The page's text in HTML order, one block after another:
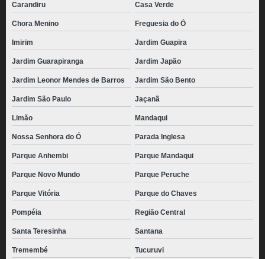
Carandiru Casa Verde
Chora Menino Freguesia do Ó
Imirim Jardim Guapira
Jardim Guarapiranga Jardim Japão
Jardim Leonor Mendes de Barros Jardim São Bento
Jardim São Paulo Jaçanã
Limão Mandaqui
Nossa Senhora do Ó Parada Inglesa
Parque Anhembi Parque Mandaqui
Parque Novo Mundo Parque Peruche
Parque Vitória Parque do Chaves
Pompéia Região Central
Santa Teresinha Santana
Tremembé Tucuruvi